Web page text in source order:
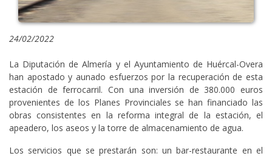
24/02/2022
La Diputación de Almería y el Ayuntamiento de Huércal-Overa
han apostado y aunado esfuerzos por la recuperación de esta
estación de ferrocarril. Con una inversión de 380.000 euros
provenientes de los Planes Provinciales se han financiado las
obras consistentes en la reforma integral de la estación, el
apeadero, los aseos y la torre de almacenamiento de agua.
Los servicios que se prestarán son: un bar-restaurante en el